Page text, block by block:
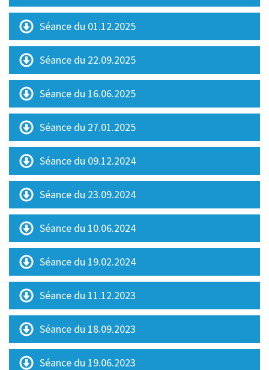
Séance du 01.12.2025
Séance du 22.09.2025
Séance du 16.06.2025
Séance du 27.01.2025
Séance du 09.12.2024
Séance du 23.09.2024
Séance du 10.06.2024
Séance du 19.02.2024
Séance du 11.12.2023
Séance du 18.09.2023
Séance du 19.06.2023